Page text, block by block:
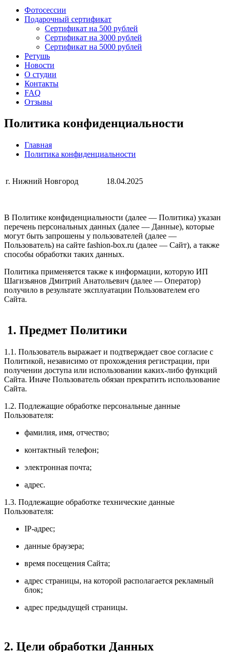
Фотосессии
Подарочный сертификат
Сертификат на 500 рублей
Сертификат на 3000 рублей
Сертификат на 5000 рублей
Ретушь
Новости
О студии
Контакты
FAQ
Отзывы
Политика конфиденциальности
Главная
Политика конфиденциальности
г. Нижний Новгород 18.04.2025
В Политике конфиденциальности (далее — Политика) указан
перечень персональных данных (далее — Данные), которые
могут быть запрошены у пользователей (далее —
Пользователь) на сайте fashion-box.ru (далее — Сайт), а также
способы обработки таких данных.
Политика применяется также к информации, которую ИП
Шагизьянов Дмитрий Анатольевич (далее — Оператор)
получило в результате эксплуатации Пользователем его
Сайта.
1. Предмет Политики
1.1. Пользователь выражает и подтверждает свое согласие с
Политикой, независимо от прохождения регистрации, при
получении доступа или использовании каких-либо функций
Сайта. Иначе Пользователь обязан прекратить использование
Сайта.
1.2. Подлежащие обработке персональные данные
Пользователя:
фамилия, имя, отчество;
контактный телефон;
электронная почта;
адрес.
1.3. Подлежащие обработке технические данные
Пользователя:
IP-адрес;
данные браузера;
время посещения Сайта;
адрес страницы, на которой располагается рекламный
блок;
адрес предыдущей страницы.
2. Цели обработки Данных